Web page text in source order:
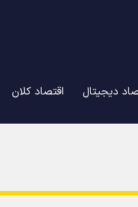
دیجیتال اقتصاد کلان